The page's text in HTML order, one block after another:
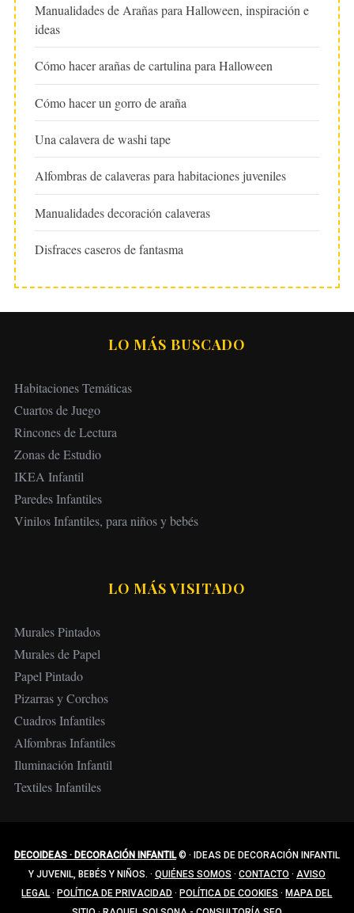
Manualidades de Arañas para Halloween, inspiración e
ideas
Cómo hacer arañas de cartulina para Halloween
Cómo hacer un gorro de araña
Una calavera de washi tape
Alfombras de calaveras para habitaciones juveniles
Manualidades decoración calaveras
Disfraces caseros de fantasma
LO MÁS BUSCADO
Habitaciones Temáticas
Cuartos de Juego
Rincones de Lectura
Zonas de Estudio
IKEA Infantil
Paredes Infantiles
Vinilos Infantiles, para niños y bebés
LO MÁS VISITADO
Murales Pintados
Murales de Papel
Papel Pintado
Pizarras y Corchos
Cuadros Infantiles
Alfombras Infantiles
Iluminación Infantil
Textiles Infantiles
DECOIDEAS · DECORACIÓN INFANTIL© ·
IDEAS DE DECORACIÓN INFANTIL
Y JUVENIL, BEBÉS Y NIÑOS. · QUIÉNES SOMOS · CONTACTO · AVISO
LEGAL · POLÍTICA DE PRIVACIDAD · POLÍTICA DE COOKIES · MAPA DEL